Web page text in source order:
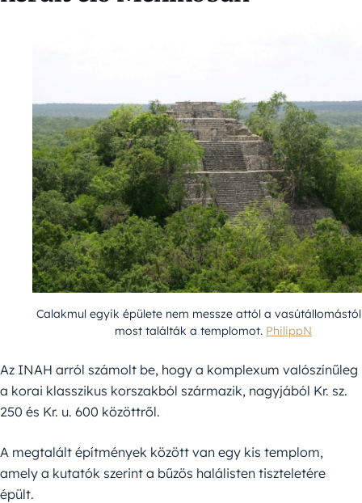
Calakmul egyik épülete nem messze attól a
most találták a templomot. PhilippN
Az INAH arról számolt be, hogy a komplexum valószínűleg
a korai klasszikus korszakból származik, nagyjából Kr. sz.
250 és Kr. u. 600 közöttről.
A megtalált építmények között van egy kis templom,
amely a kutatók szerint a bűzös halálisten tiszteletére
épült.